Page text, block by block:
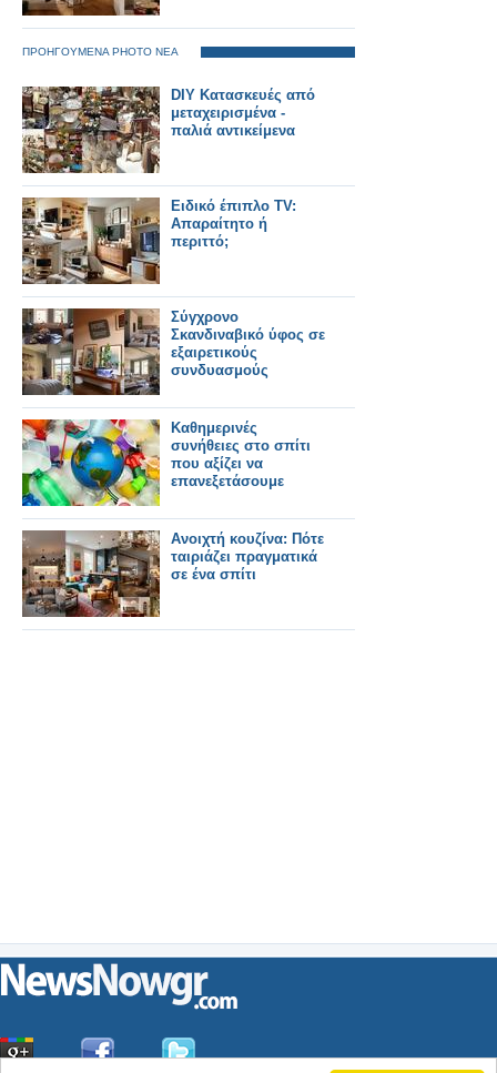
ΠΡΟΗΓΟΥΜΕΝΑ PHOTO ΝΕΑ
DIY Κατασκευές από
μεταχειρισμένα -
παλιά αντικείμενα
Ειδικό έπιπλο TV:
Απαραίτητο ή
περιττό;
Σύγχρονο
Σκανδιναβικό ύφος σε
εξαιρετικούς
συνδυασμούς
Καθημερινές
συνήθειες στο σπίτι
που αξίζει να
επανεξετάσουμε
Ανοιχτή κουζίνα: Πότε
ταιριάζει πραγματικά
σε ένα σπίτι